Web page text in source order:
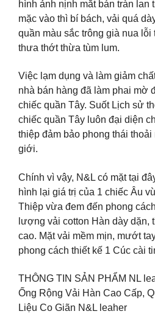
hình ảnh nịnh mắt bán tràn lan
mặc vào thì bí bách, vải quá
quần màu sắc trông già nua
thưa thớt thừa tùm lum.
Việc lạm dụng và làm giảm
nhà bán hàng đã làm phai mờ
chiếc quần Tây. Suốt Lịch sử
chiếc quần Tây luôn đại diện
thiệp đảm bảo phong thái
giới.
Chính vì vậy, N&L có mặt tại
hình lại giá trị của 1 chiếc Âu
Thiệp vừa đem đến phong
lượng vải cotton Hàn dày dặn,
cao. Mặt vải mềm mịn, mướt
phong cách thiết kế 1 Cúc cài
THÔNG TIN SẢN PHẨM NL
Ống Rộng Vải Hàn Cao Cấp,
Liệu Co Giãn N&L leaher